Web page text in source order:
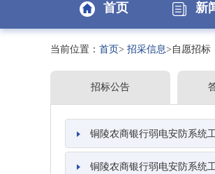
首页 新
当前位置： 首页> 招采信息>自愿招标
招标公告
铜陵农商银行弱电安防系统
铜陵农商银行弱电安防系统